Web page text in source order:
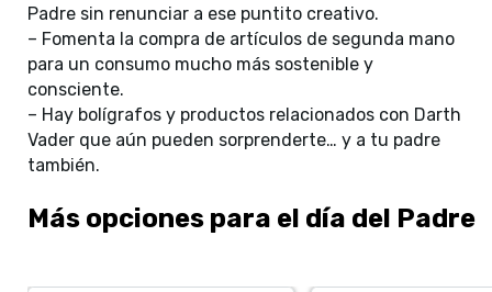
Padre sin renunciar a ese puntito creativo.
– Fomenta la compra de artículos de segunda mano
para un consumo mucho más sostenible y
consciente.
– Hay bolígrafos y productos relacionados con Darth
Vader que aún pueden sorprenderte… y a tu padre
también.
Más opciones para el día del Padre